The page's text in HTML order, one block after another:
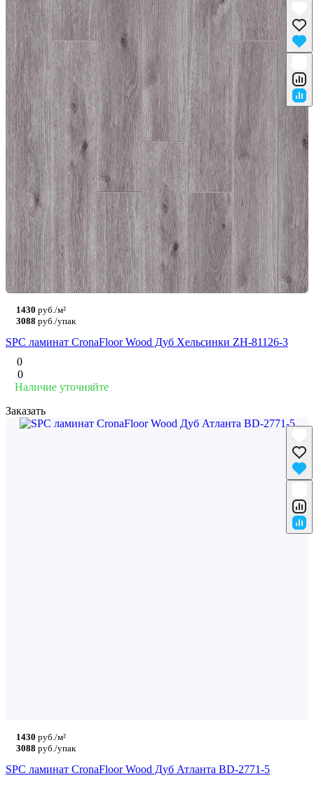
1430 руб./м²
3088 руб./упак
SPC ламинат CronaFloor Wood Дуб Хельсинки ZH-81126-3
0
0
Наличие уточняйте
Заказать
1430 руб./м²
3088 руб./упак
SPC ламинат CronaFloor Wood Дуб Атланта BD-2771-5